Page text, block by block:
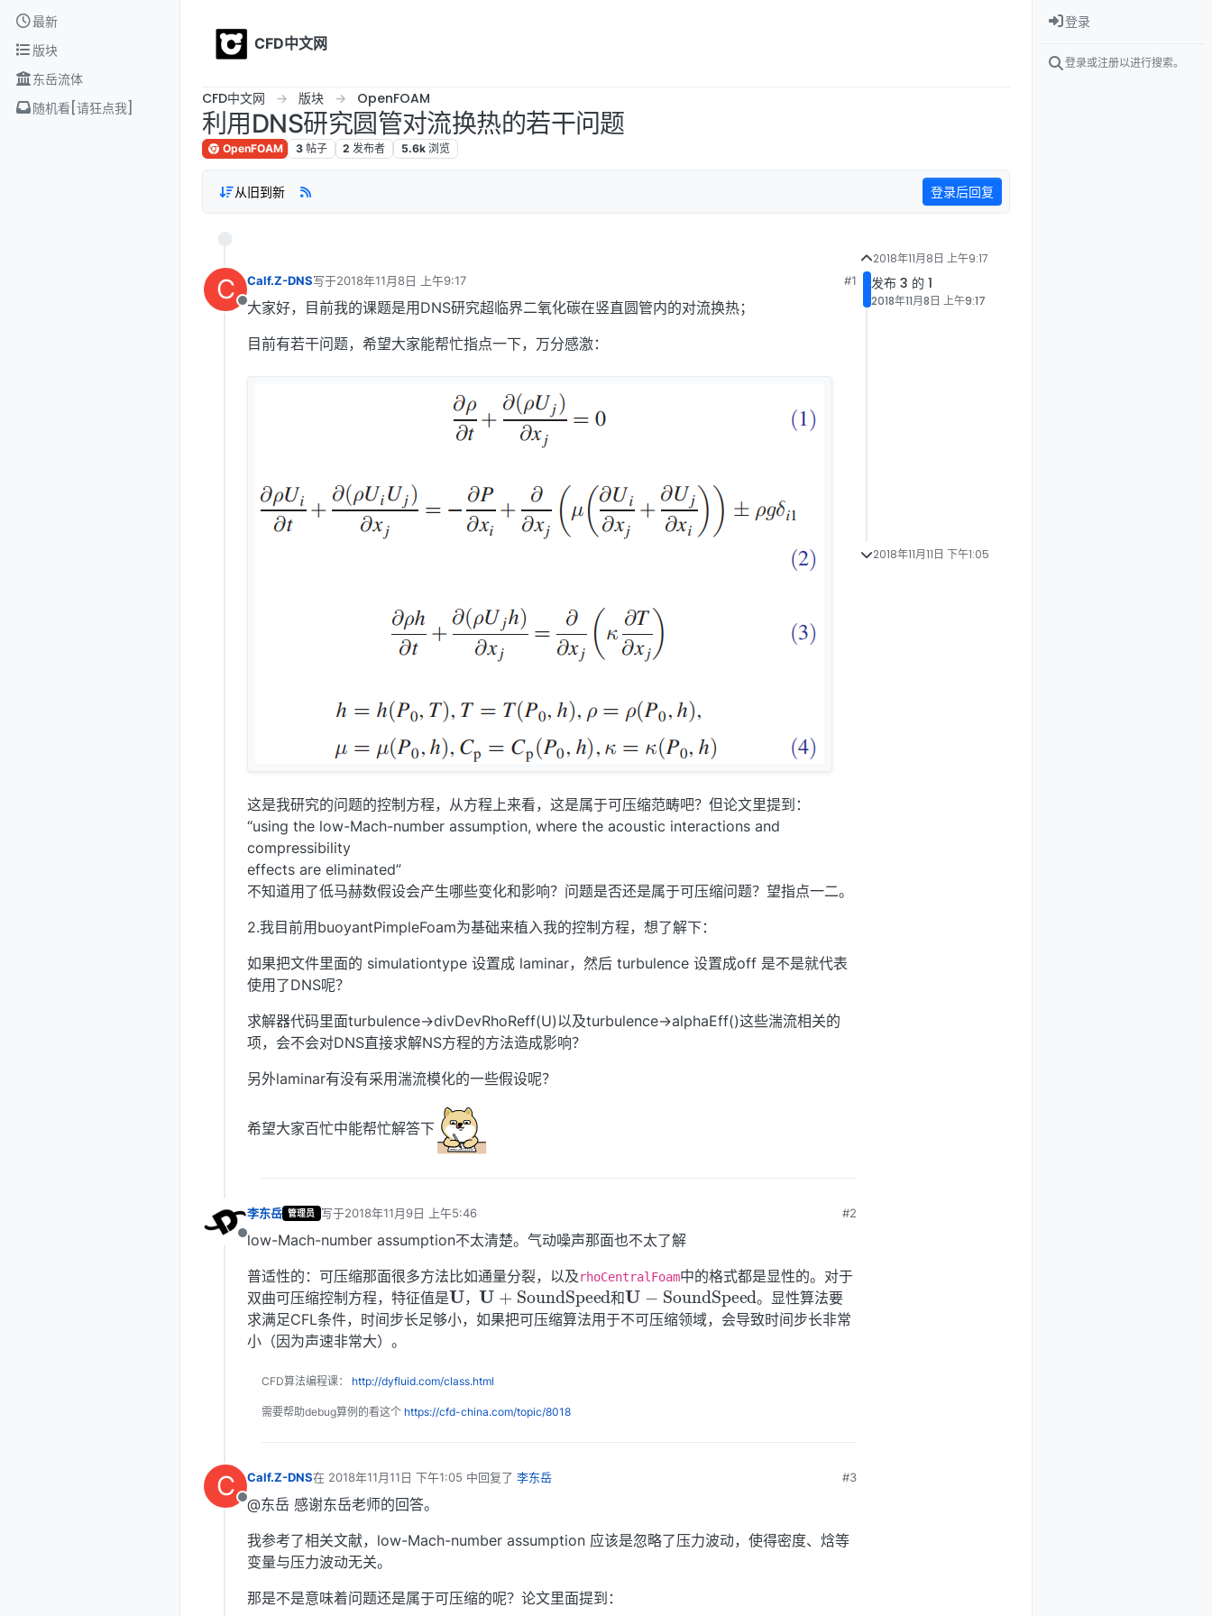
Skip to content
最新
版块
东岳流体
随机看[请狂点我]
CFD中文网
CFD中文网 版块 OpenFOAM
利用DNS研究圆管对流换热的若干问题
OpenFOAM 3 帖子 2 发布者 5.6k 浏览
从旧到新 登录后回复
C
离线
Calf.Z-DNS写于2018年11月8日 上午9:17
最后由 编辑
#1
大家好，目前我的课题是用DNS研究超临界二氧化碳在竖直圆管内的对流换热；
目前有若干问题，希望大家能帮忙指点一下，万分感激：
这是我研究的问题的控制方程，从方程上来看，这是属于可压缩范畴吧？但论文里提到：
“using the low-Mach-number assumption, where the acoustic interactions and
compressibility
effects are eliminated”
不知道用了低马赫数假设会产生哪些变化和影响？问题是否还是属于可压缩问题？望指点一二。
2.我目前用buoyantPimpleFoam为基础来植入我的控制方程，想了解下：
如果把文件里面的 simulationtype 设置成 laminar，然后 turbulence 设置成off 是不是就代表
使用了DNS呢？
求解器代码里面turbulence->divDevRhoReff(U)以及turbulence->alphaEff()这些湍流相关的
项，会不会对DNS直接求解NS方程的方法造成影响？
另外laminar有没有采用湍流模化的一些假设呢？
希望大家百忙中能帮忙解答下
离线
李东岳 管理员 写于2018年11月9日 上午5:46
最后由 编辑
#2
low-Mach-number assumption不太清楚。气动噪声那面也不太了解
普适性的：可压缩那面很多方法比如通量分裂，以及rhoCentralFoam中的格式都是显性的。对于
双曲可压缩控制方程，特征值是
U
，
U+Sou ndSpeed
和
U−SoundSpeed
。显性算法要
求满足CFL条件，时间步长足够小，如果把可压缩算法用于不可压缩领域，会导致时间步长非常
小（因为声速非常大）。
CFD算法编程课： http://dyfluid.com/class.html
需要帮助debug算例的看这个 https://cfd-china.com/topic/8018
C
离线
Calf.Z-DNS在 2018年11月11日 下午1:05 中回复了 李东岳
最后由 编辑
#3
@东岳 感谢东岳老师的回答。
我参考了相关文献，low-Mach-number assumption 应该是忽略了压力波动，使得密度、焓等
变量与压力波动无关。
那是不是意味着问题还是属于可压缩的呢？论文里面提到：
2018年11月8日 上午9:17
发布 3 的 1
2018年11月8日 上午9:17
2018年11月11日 下午1:05
登录
登录或注册以进行搜索。